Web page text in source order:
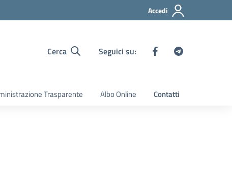
Accedi
Cerca Seguici su:
Trasparente Albo Online Contatti